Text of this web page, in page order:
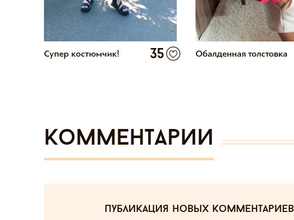
Супер костюмчик! 35 Обалденная толстовка
Комментарии
публикация новых комментариев